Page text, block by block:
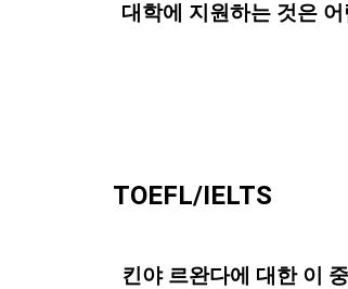
대학에 지원하는 것은
TOEFL/IELTS
킨야 르완다에 대한 이